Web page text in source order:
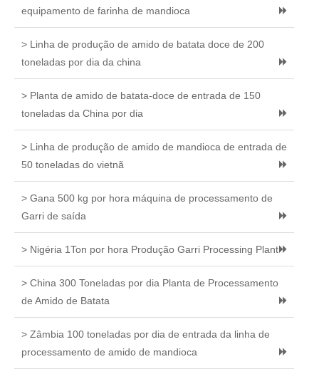
equipamento de farinha de mandioca
> Linha de produção de amido de batata doce de 200
toneladas por dia da china
> Planta de amido de batata-doce de entrada de 150
toneladas da China por dia
> Linha de produção de amido de mandioca de entrada de
50 toneladas do vietnã
> Gana 500 kg por hora máquina de processamento de
Garri de saída
> Nigéria 1Ton por hora Produção Garri Processing Plant
> China 300 Toneladas por dia Planta de Processamento
de Amido de Batata
> Zâmbia 100 toneladas por dia de entrada da linha de
processamento de amido de mandioca